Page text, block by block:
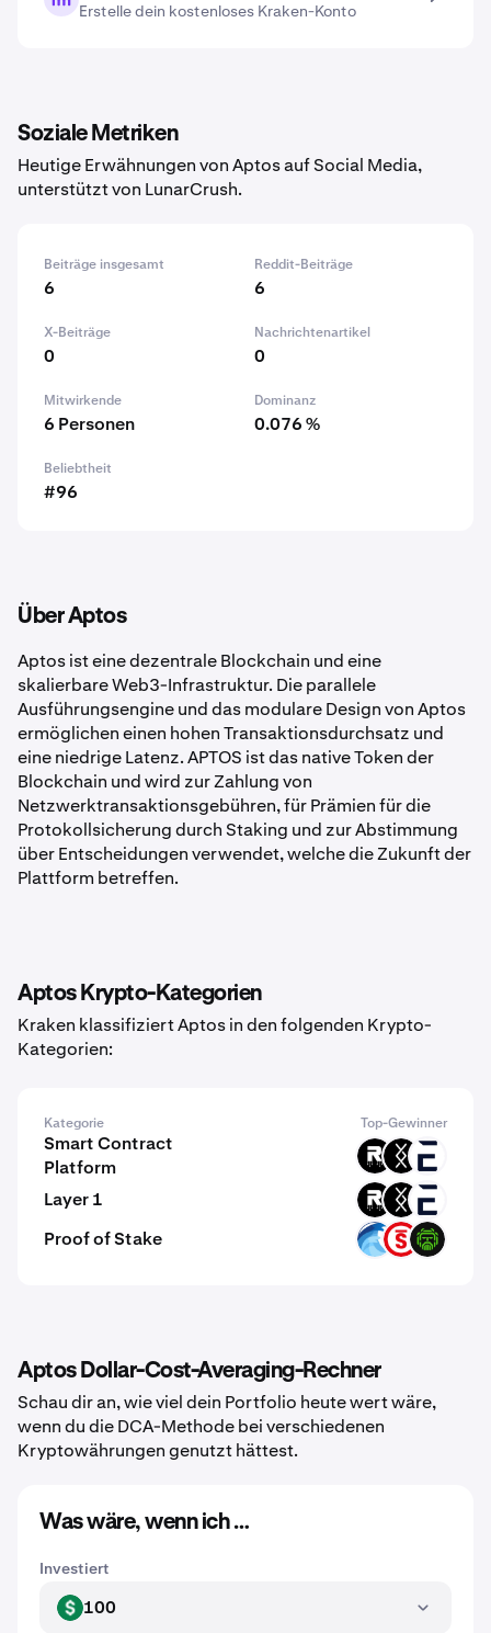
Erstelle dein kostenloses Kraken-Konto
Soziale Metriken
Heutige Erwähnungen von Aptos auf Social Media,
unterstützt von LunarCrush.
Beiträge insgesamt
6
Reddit-Beiträge
6
X-Beiträge
0
Nachrichtenartikel
0
Mitwirkende
6 Personen
Dominanz
0.076 %
Beliebtheit
#96
Über Aptos
Aptos ist eine dezentrale Blockchain und eine
skalierbare Web3-Infrastruktur. Die parallele
Ausführungsengine und das modulare Design von Aptos
ermöglichen einen hohen Transaktionsdurchsatz und
eine niedrige Latenz. APTOS ist das native Token der
Blockchain und wird zur Zahlung von
Netzwerktransaktionsgebühren, für Prämien für die
Protokollsicherung durch Staking und zur Abstimmung
über Entscheidungen verwendet, welche die Zukunft der
Plattform betreffen.
Aptos Krypto-Kategorien
Kraken klassifiziert Aptos in den folgenden Krypto-
Kategorien:
Kategorie Top-Gewinner
Smart Contract
Platform
ROOT DRC EVR
Layer 1 ROOT DRC EVR
Proof of Stake OPT PSTAKE PLS
Aptos Dollar-Cost-Averaging-Rechner
Schau dir an, wie viel dein Portfolio heute wert wäre,
wenn du die DCA-Methode bei verschiedenen
Kryptowährungen genutzt hättest.
Was wäre, wenn ich …
Investiert
USD 100